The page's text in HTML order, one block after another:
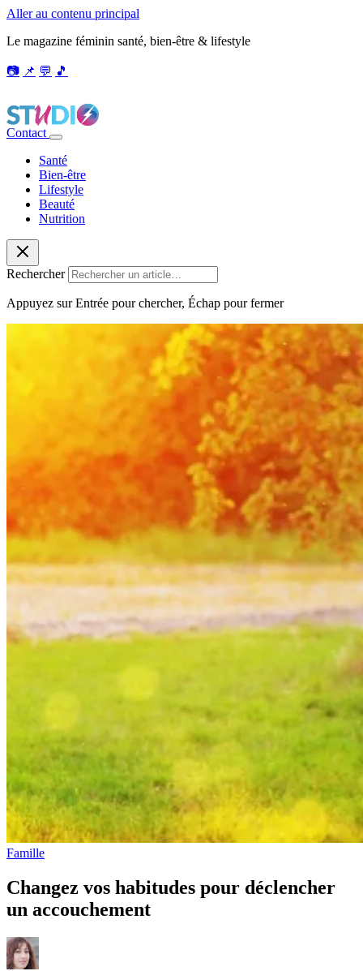
Aller au contenu principal
Le magazine féminin santé, bien-être & lifestyle
📷 📌 💬 🎵
Contact
Santé
Bien-être
Lifestyle
Beauté
Nutrition
Rechercher
Appuyez sur Entrée pour chercher, Échap pour fermer
Famille
Changez vos habitudes pour déclencher
un accouchement